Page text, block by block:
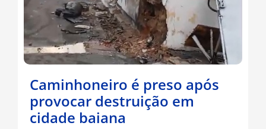
Caminhoneiro é preso após
provocar destruição em
cidade baiana